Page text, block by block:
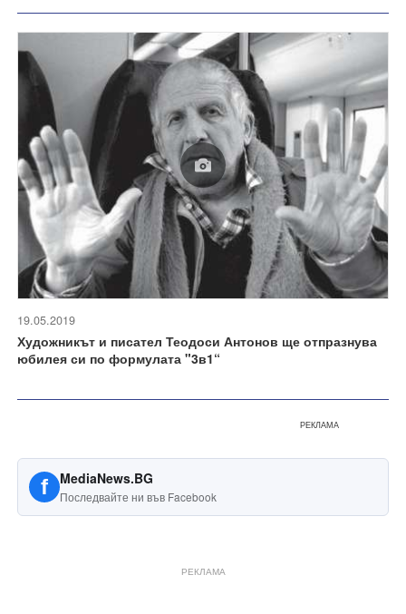
19.05.2019
Художникът и писател Теодоси Антонов ще отпразнува
юбилея си по формулата "3в1“
РЕКЛАМА
f MediaNews.BG
Последвайте ни във Facebook
РЕКЛАМА